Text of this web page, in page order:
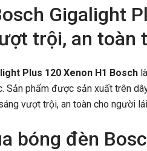
Gigalight
trội, an toàn
Plus 120 Xenon H1 Bosch
Sản phẩm được sản xuất trên
vượt trội, an toàn cho người
bóng đèn